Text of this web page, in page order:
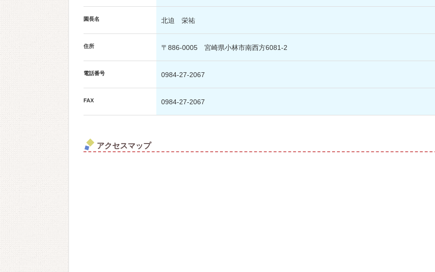
園長名 北迫 栄祐
住所 〒886-0005 宮崎県小林市南西方6081-2
電話番号 0984-27-2067
FAX 0984-27-2067
アクセスマップ